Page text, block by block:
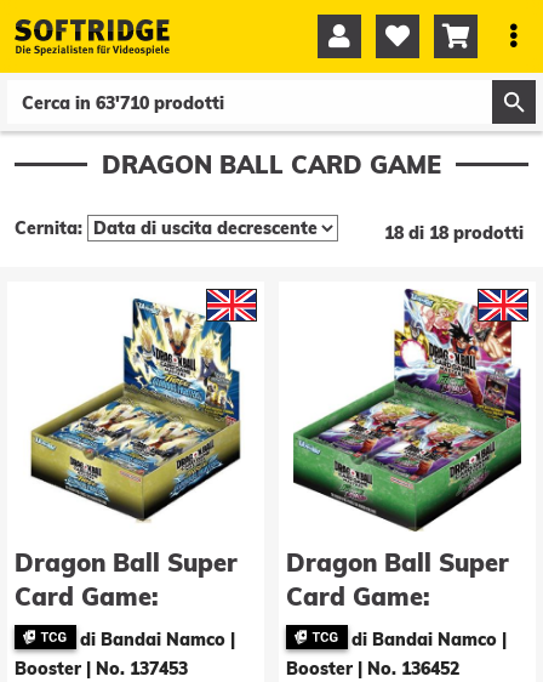
   
DRAGON BALL CARD GAME
Cernita: 18 di 18 prodotti
Dragon Ball Super
Card Game:
Masters - Three
Glorious Fighters
di Bandai Namco |
Booster
No. 137453
Dragon Ball Super
Card Game:
Masters - Fearsome
Rivals (DBS-B29) -
di Bandai Namco |
Booster
No. 136452